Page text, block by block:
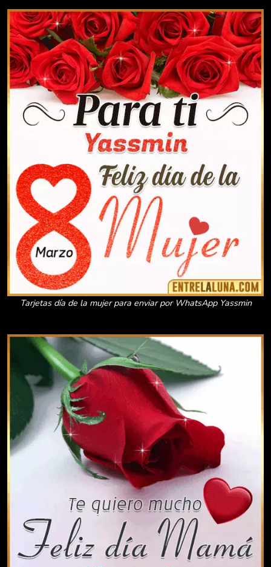
Tarjetas día de la mujer para enviar por WhatsApp Yassmin